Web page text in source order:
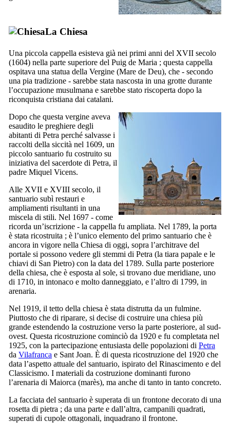
La Chiesa
Una piccola cappella esisteva già nei primi anni del XVII secolo
(1604) nella parte superiore del Puig de Maria ; questa cappella
ospitava una statua della Vergine (Mare de Deu), che - secondo
una pia tradizione - sarebbe stata nascosta in una grotte durante
l’occupazione musulmana e sarebbe stato riscoperta dopo la
riconquista cristiana dai catalani.
Dopo che questa vergine aveva
esaudito le preghiere degli
abitanti di Petra perché salvasse i
raccolti della siccità nel 1609, un
piccolo santuario fu costruito su
iniziativa del sacerdote di Petra, il
padre Miquel Vicens.
Alle XVII e XVIII secolo, il
santuario subì restauri e
ampliamenti risultanti in una
miscela di stili. Nel 1697 - come
ricorda un’iscrizione - la cappella fu ampliata. Nel 1789, la porta
è stata ricostruita ; è l’unico elemento del primo santuario che è
ancora in vigore nella Chiesa di oggi, sopra l’architrave del
portale si possono vedere gli stemmi di Petra (la tiara papale e le
chiavi di San Pietro) con la data del 1789. Sulla parte posteriore
della chiesa, che è esposta al sole, si trovano due meridiane, uno
di 1710, in intonaco e molto danneggiato, e l’altro di 1799, in
arenaria.
Nel 1919, il tetto della chiesa è stata distrutta da un fulmine.
Piuttosto che di riparare, si decise di costruire una chiesa più
grande estendendo la costruzione verso la parte posteriore, al sud-
ovest. Questa ricostruzione cominciò da 1920 e fu completata nel
1925, con la partecipazione entusiasta delle popolazioni di Petra
da Vilafranca e Sant Joan. È di questa ricostruzione del 1920 che
data l’aspetto attuale del santuario, ispirato del Rinascimento e del
Classicismo. I materiali da costruzione dominanti furono
l’arenaria di Maiorca (marès), ma anche di tanto in tanto concreto.
La facciata del santuario è superata di un frontone decorato di una
rosetta di pietra ; da una parte e dall’altra, campanili quadrati,
superati di cupole ottagonali, inquadrano il frontone.